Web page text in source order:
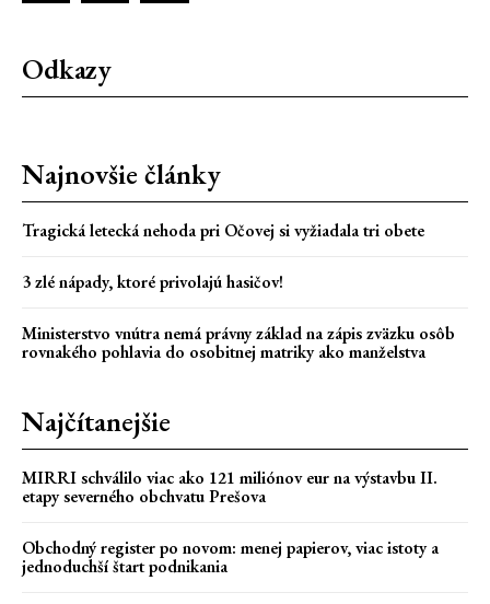
Odkazy
Najnovšie články
Tragická letecká nehoda pri Očovej si vyžiadala tri obete
3 zlé nápady, ktoré privolajú hasičov!
Ministerstvo vnútra nemá právny základ na zápis zväzku osôb
rovnakého pohlavia do osobitnej matriky ako manželstva
Najčítanejšie
MIRRI schválilo viac ako 121 miliónov eur na výstavbu II.
etapy severného obchvatu Prešova
Obchodný register po novom: menej papierov, viac istoty a
jednoduchší štart podnikania